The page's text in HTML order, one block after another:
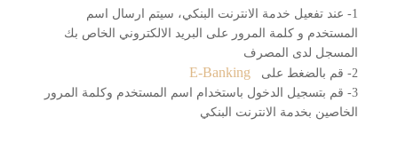
1- عند تفعيل خدمة الانترنت البنكي، سيتم ارسال اسم
المستخدم و كلمة المرور على البريد الالكتروني الخاص بك
المسجل لدى المصرف
2- قم بالضغط على
3- قم بتسجيل الدخول باستخدام اسم المستخدم وكلمة المرور
الخاصين بخدمة الانترنت البنكي